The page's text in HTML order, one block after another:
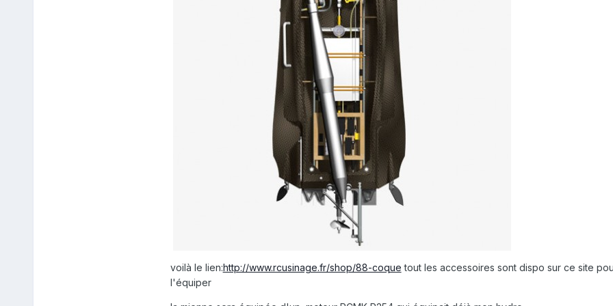
voilà le lien:http://www.rcusinage.fr/shop/88-coque tout les accessoires sont dispo sur ce site
l'équiper